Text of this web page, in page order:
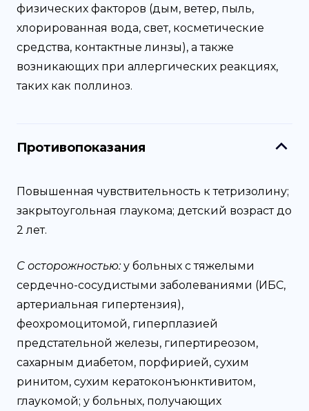
физических факторов (дым, ветер, пыль,
хлорированная вода, свет, косметические
средства, контактные линзы), а также
возникающих при аллергических реакциях,
таких как поллиноз.
Противопоказания
Повышенная чувствительность к тетризолину;
закрытоугольная глаукома; детский возраст до
2 лет.
С осторожностью:у больных с тяжелыми
сердечно-сосудистыми заболеваниями (ИБС,
артериальная гипертензия),
феохромоцитомой, гиперплазией
предстательной железы, гипертиреозом,
сахарным диабетом, порфирией, сухим
ринитом, сухим кератоконъюнктивитом,
глаукомой; у больных, получающих